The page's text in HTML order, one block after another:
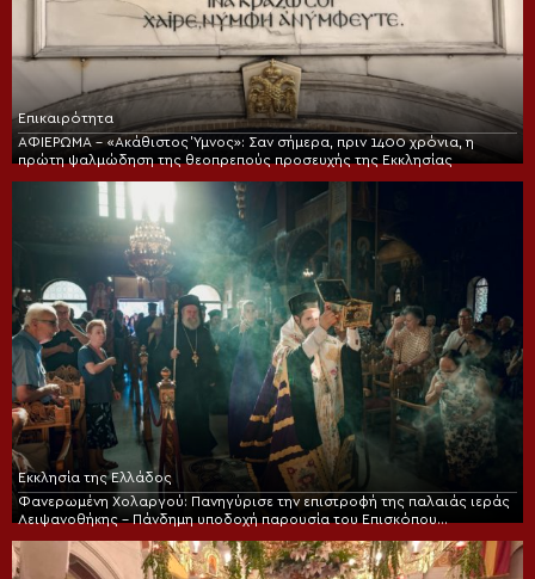
Επικαιρότητα
ΑΦΙΕΡΩΜΑ – «Ακάθιστος Ύμνος»: Σαν σήμερα, πριν 1400 χρόνια, η
πρώτη ψαλμώδηση της θεοπρεπούς προσευχής της Εκκλησίας
Εκκλησία της Ελλάδος
Φανερωμένη Χολαργού: Πανηγύρισε την επιστροφή της παλαιάς ιεράς
Λειψανοθήκης – Πάνδημη υποδοχή παρουσία του Επισκόπου